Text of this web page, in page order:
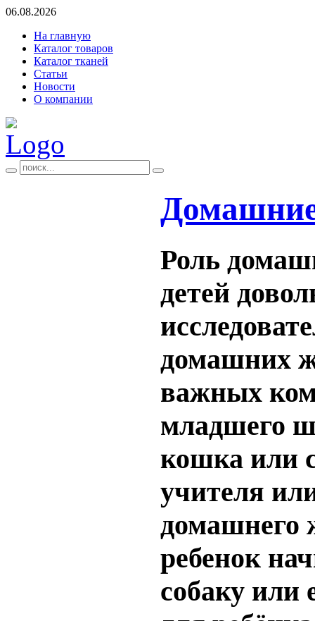
06.08.2026
На главную
Каталог товаров
Каталог тканей
Статьи
Новости
О компании
Роль
детей
домашних
важных
младшего
кошка или
учителя
домашнего
ребенок
собаку